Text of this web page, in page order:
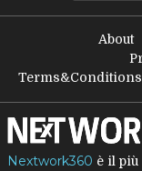
About
Nextwork360 è il